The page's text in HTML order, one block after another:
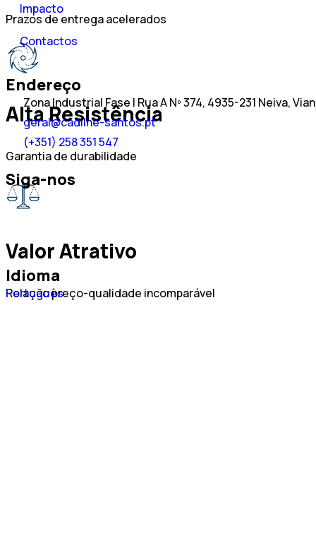
Impacto
Contactos
Endereço
Zona Industrial Fase I Rua A Nº 374, 4935-231 Neiva,
geral@cadilhe-santos.pt
(+351) 258 351 547
Siga-nos
Idioma
Português
Español
Prazos de entrega acelerados
Alta Resistência
Garantia de durabilidade
Valor Atrativo
Relação preço-qualidade incomparável